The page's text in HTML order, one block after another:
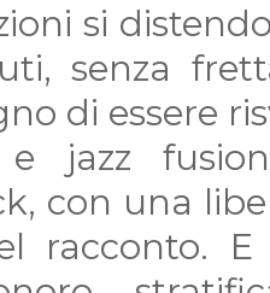
si
senza
di essere
e jazz
con una
racconto.